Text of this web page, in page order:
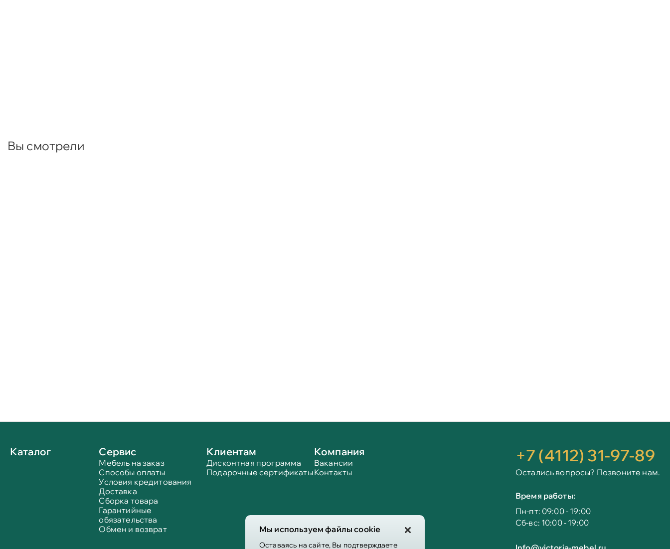
Мы используем файлы cookie
Оставаясь на сайте, Вы подтверждаете
Вы смотрели
Каталог Сервис
Мебель на заказ
Способы оплаты
Условия кредитования
Доставка
Сборка товара
Гарантийные
обязательства
Обмен и возврат
Клиентам
Дисконтная программа
Подарочные сертификаты
Компания
Вакансии
Контакты
+7 (4112) 31-97-89
Остались вопросы? Позвоните нам.
Время работы:
Пн-пт: 09:00 - 19:00
Сб-вс: 10:00 - 19:00